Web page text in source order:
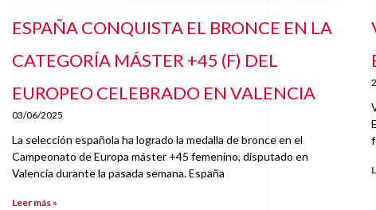
ESPAÑA CONQUISTA EL BRONCE EN LA
CATEGORÍA MÁSTER +45 (F) DEL
EUROPEO CELEBRADO EN VALENCIA
03/06/2025
La selección española ha logrado la medalla de bronce en el
Campeonato de Europa máster +45 femenino, disputado en
Valencia durante la pasada semana. España
Leer más »